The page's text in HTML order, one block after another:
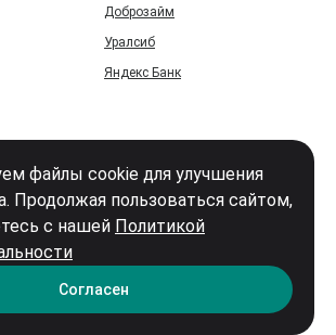
Доброзайм
Уралсиб
Яндекс Банк
Карта сайта
файлы cookie для улучшения
Продолжая пользоваться сайтом,
с нашей Политикой
Согласен